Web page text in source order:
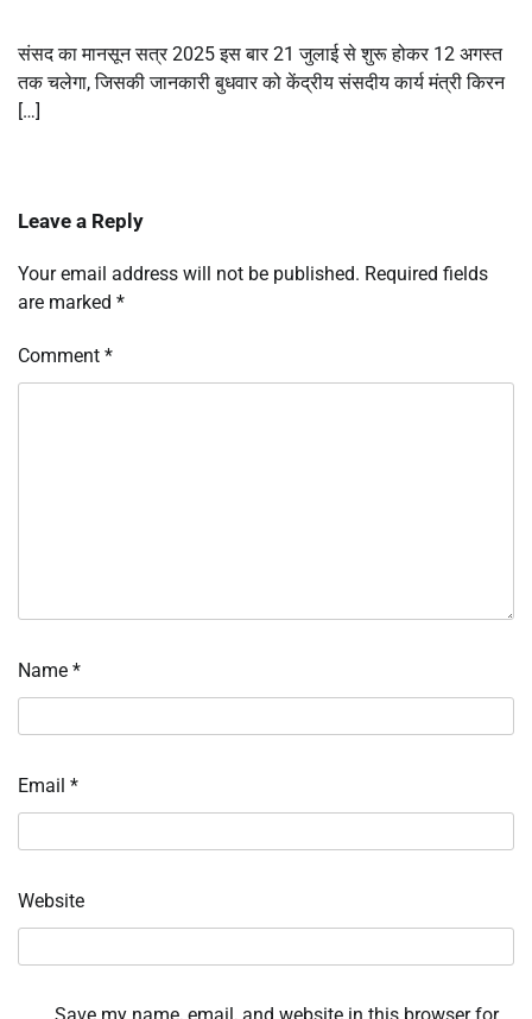
संसद का मानसून सत्र 2025 इस बार 21 जुलाई से शुरू होकर 12 अगस्त
तक चलेगा, जिसकी जानकारी बुधवार को केंद्रीय संसदीय कार्य मंत्री किरन
[…]
Leave a Reply
Your email address will not be published. Required fields
are marked *
Comment *
Name *
Email *
Website